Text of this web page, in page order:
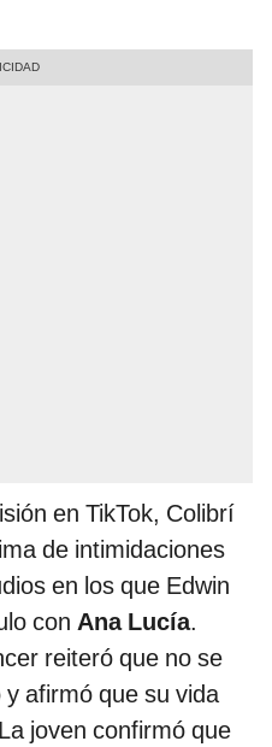
en TikTok, Colibrí
de intimidaciones
en los que Edwin
con Ana Lucía.
reiteró que no se
afirmó que su vida
joven confirmó que